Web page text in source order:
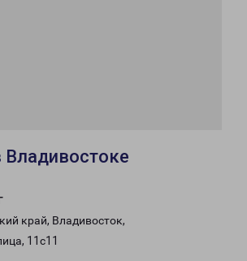
край, Владивосток,
11с11